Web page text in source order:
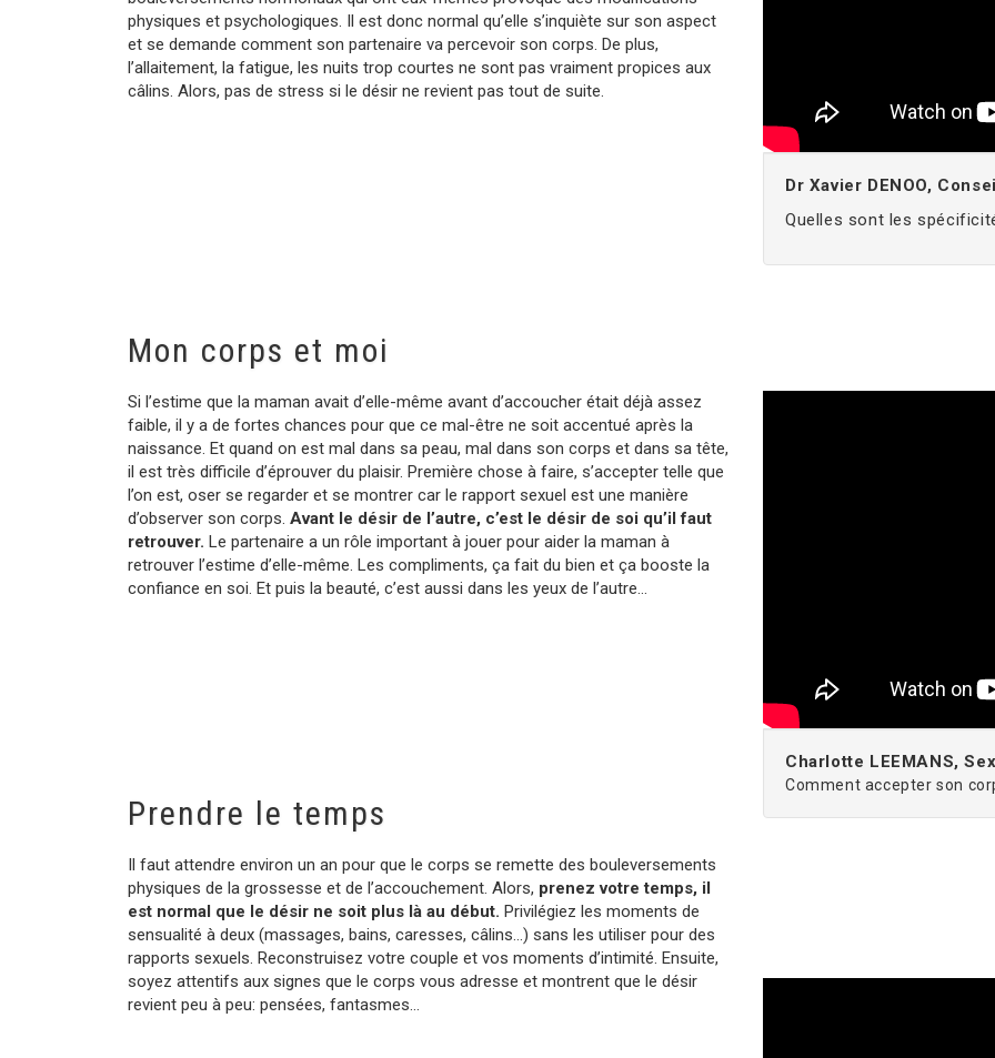
physiques et psychologiques. Il est donc normal qu’elle s’inquiète sur son aspect
et se demande comment son partenaire va percevoir son corps. De plus,
l’allaitement, la fatigue, les nuits trop courtes ne sont pas vraiment propices aux
câlins. Alors, pas de stress si le désir ne revient pas tout de suite.
Mon corps et moi
Si l’estime que la maman avait d’elle-même avant d’accoucher était déjà assez
faible, il y a de fortes chances pour que ce mal-être ne soit accentué après la
naissance. Et quand on est mal dans sa peau, mal dans son corps et dans sa tête,
il est très difficile d’éprouver du plaisir. Première chose à faire, s’accepter telle que
l’on est, oser se regarder et se montrer car le rapport sexuel est une manière
d’observer son corps. Avant le désir de l’autre, c’est le désir de soi qu’il faut
retrouver. Le partenaire a un rôle important à jouer pour aider la maman à
retrouver l’estime d’elle-même. Les compliments, ça fait du bien et ça booste la
confiance en soi. Et puis la beauté, c’est aussi dans les yeux de l’autre…
Prendre le temps
Il faut attendre environ un an pour que le corps se remette des bouleversements
physiques de la grossesse et de l’accouchement. Alors, prenez votre temps, il
est normal que le désir ne soit plus là au début. Privilégiez les moments de
sensualité à deux (massages, bains, caresses, câlins…) sans les utiliser pour des
rapports sexuels. Reconstruisez votre couple et vos moments d’intimité. Ensuite,
soyez attentifs aux signes que le corps vous adresse et montrent que le désir
revient peu à peu: pensées, fantasmes…
Dr Xavier DENOO,
Quelles sont les
Charlotte LEEMANS,
Comment accepter son